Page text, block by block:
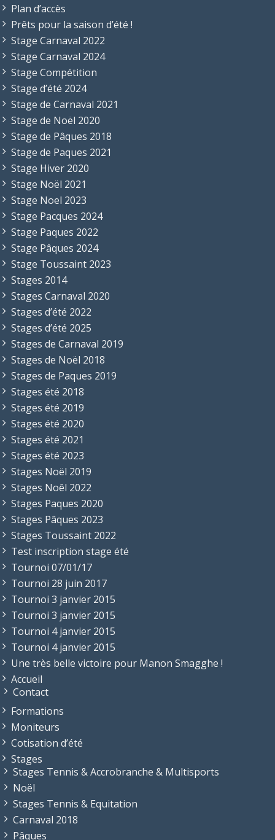
Plan d’accès
Prêts pour la saison d’été !
Stage Carnaval 2022
Stage Carnaval 2024
Stage Compétition
Stage d’été 2024
Stage de Carnaval 2021
Stage de Noël 2020
Stage de Pâques 2018
Stage de Paques 2021
Stage Hiver 2020
Stage Noël 2021
Stage Noel 2023
Stage Pacques 2024
Stage Paques 2022
Stage Pâques 2024
Stage Toussaint 2023
Stages 2014
Stages Carnaval 2020
Stages d’été 2022
Stages d’été 2025
Stages de Carnaval 2019
Stages de Noël 2018
Stages de Paques 2019
Stages été 2018
Stages été 2019
Stages été 2020
Stages été 2021
Stages été 2023
Stages Noël 2019
Stages Noêl 2022
Stages Paques 2020
Stages Pâques 2023
Stages Toussaint 2022
Test inscription stage été
Tournoi 07/01/17
Tournoi 28 juin 2017
Tournoi 3 janvier 2015
Tournoi 3 janvier 2015
Tournoi 4 janvier 2015
Tournoi 4 janvier 2015
Une très belle victoire pour Manon Smagghe !
Accueil
Contact
Formations
Moniteurs
Cotisation d’été
Stages
Stages Tennis & Accrobranche & Multisports
Noël
Stages Tennis & Equitation
Carnaval 2018
Pâques